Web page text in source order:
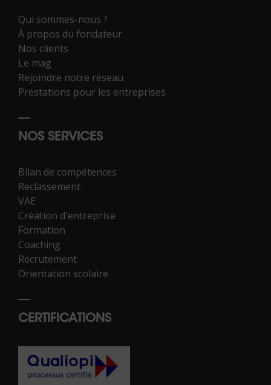
Qui sommes-nous ?
À propos du fondateur
Nos clients
Le mag
Rejoindre notre réseau
Prestations pour les entreprises
NOS SERVICES
Bilan de compétences
Reclassement
VAE
Création d'entreprise
Formation
Coaching
Recrutement
Orientation scolaire
CERTIFICATIONS